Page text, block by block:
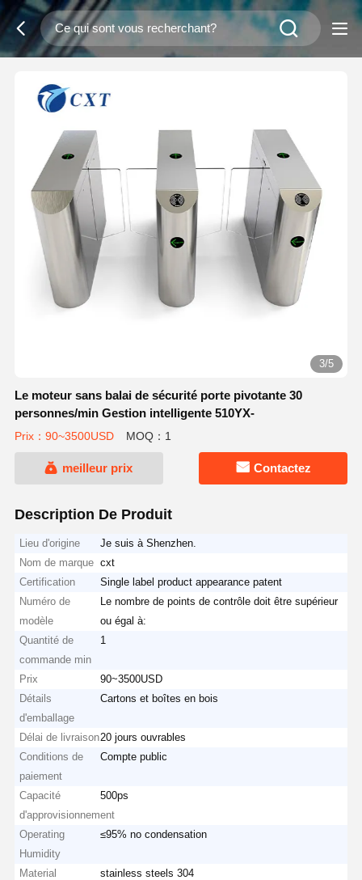
3/5
Le moteur sans balai de sécurité porte pivotante 30
personnes/min Gestion intelligente 510YX-
Prix：90~3500USD MOQ：1
meilleur prix Contactez
Description De Produit
Lieu d'origine
Je suis à Shenzhen.
Nom de marque cxt
Certification
Single label product appearance patent
Numéro de
modèle
Le nombre de points de contrôle doit être supérieur
ou égal à:
Quantité de
commande min
1
Prix
90~3500USD
Détails
d'emballage
Cartons et boîtes en bois
Délai de livraison20 jours ouvrables
Conditions de
paiement
Compte public
Capacité
d'approvisionnement
500ps
Operating
Humidity
≤95% no condensation
Material
stainless steels 304